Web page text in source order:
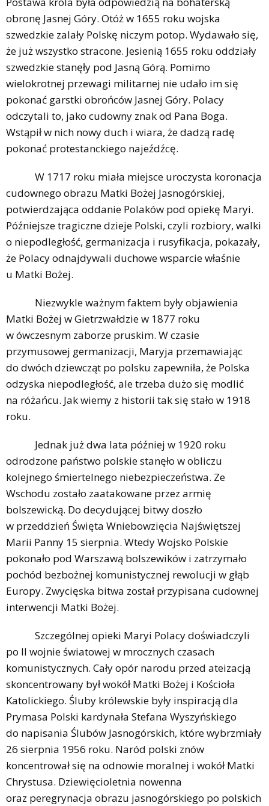
obronę Jasnej Góry. Otóż w 1655 roku wojska
szwedzkie zalały Polskę niczym potop. Wydawało się,
że już wszystko stracone. Jesienią 1655 roku oddziały
szwedzkie stanęły pod Jasną Górą. Pomimo
wielokrotnej przewagi militarnej nie udało im się
pokonać garstki obrońców Jasnej Góry. Polacy
odczytali to, jako cudowny znak od Pana Boga.
Wstąpił w nich nowy duch i wiara, że dadzą radę
pokonać protestanckiego najeźdźcę.
W 1717 roku miała miejsce uroczysta koronacja
cudownego obrazu Matki Bożej Jasnogórskiej,
potwierdzająca oddanie Polaków pod opiekę Maryi.
Późniejsze tragiczne dzieje Polski, czyli rozbiory, walki
o niepodległość, germanizacja i rusyfikacja, pokazały,
że Polacy odnajdywali duchowe wsparcie właśnie
u Matki Bożej.
Niezwykle ważnym faktem były objawienia
Matki Bożej w Gietrzwałdzie w 1877 roku
w ówczesnym zaborze pruskim. W czasie
przymusowej germanizacji, Maryja przemawiając
do dwóch dziewcząt po polsku zapewniła, że Polska
odzyska niepodległość, ale trzeba dużo się modlić
na różańcu. Jak wiemy z historii tak się stało w 1918
roku.
Jednak już dwa lata później w 1920 roku
odrodzone państwo polskie stanęło w obliczu
kolejnego śmiertelnego niebezpieczeństwa. Ze
Wschodu zostało zaatakowane przez armię
bolszewicką. Do decydującej bitwy doszło
w przeddzień Święta Wniebowzięcia Najświętszej
Marii Panny 15 sierpnia. Wtedy Wojsko Polskie
pokonało pod Warszawą bolszewików i zatrzymało
pochód bezbożnej komunistycznej rewolucji w głąb
Europy. Zwycięska bitwa został przypisana cudownej
interwencji Matki Bożej.
Szczególnej opieki Maryi Polacy doświadczyli
po II wojnie światowej w mrocznych czasach
komunistycznych. Cały opór narodu przed ateizacją
skoncentrowany był wokół Matki Bożej i Kościoła
Katolickiego. Śluby królewskie były inspiracją dla
Prymasa Polski kardynała Stefana Wyszyńskiego
do napisania Ślubów Jasnogórskich, które wybrzmiały
26 sierpnia 1956 roku. Naród polski znów
koncentrował się na odnowie moralnej i wokół Matki
Chrystusa. Dziewięcioletnia nowenna
oraz peregrynacja obrazu jasnogórskiego po polskich